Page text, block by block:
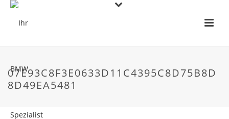
07E93C8F3E0633D11C4395C8D75B8D
8D49EA5481